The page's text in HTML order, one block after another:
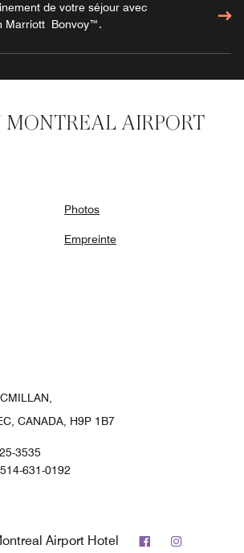
de votre séjour avec
Marriott Bonvoy™.
MONTREAL AIRPORT
Photos
Empreinte
CANADA, H9P 1B7
3535
631-0192
Airport Hotel Facebook